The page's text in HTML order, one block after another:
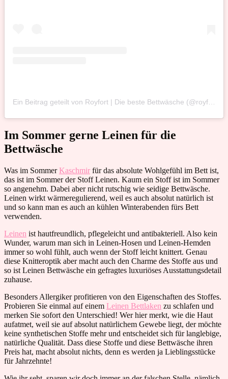
Im Sommer gerne Leinen für die
Bettwäsche
Was im SommerKaschmir für das absolute Wohlgefühl im Bett ist,
das ist im Sommer der Stoff Leinen. Kaum ein Stoff ist im Sommer
so angenehm. Dabei aber nicht rutschig wie seidige Bettwäsche.
Leinen wirkt wärmeregulierend, weil es auch absolut natürlich ist
und so kann man es auch an kühlen Winterabenden fürs Bett
verwenden.
Leinen ist hautfreundlich, pflegeleicht und antibakteriell. Also kein
Wunder, warum man sich in Leinen-Hosen und Leinen-Hemden
immer so wohl fühlt, auch wenn der Stoff leicht knittert. Genau
diese Knitteroptik aber macht auch den Charme des Stoffe aus und
so ist Leinen Bettwäsche ein gefragtes luxuriöses Ausstattungsdetail
zuhause.
Besonders Allergiker profitieren von den Eigenschaften des Stoffes.
Probieren Sie einmal auf einem Leinen Bettlaken zu schlafen und
merken Sie sofort den Unterschied! Wer hier merkt, wie die Haut
aufatmet, weil sie auf absolut natürlichem Gewebe liegt, der möchte
keine synthetischen Stoffe mehr und entscheidet sich für langlebige,
natürliche Qualität. Dass diese Stoffe und diese Bettwäsche ihren
Preis hat, macht absolut nichts, denn es werden ja Lieblingsstücke
für Jahrzehnte!